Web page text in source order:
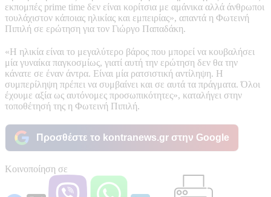
εκπομπές prime time δεν είναι κορίτσια με αμάνικα αλλά άνθρωποι
τουλάχιστον κάποιας ηλικίας και εμπειρίας», απαντά η Φωτεινή
Πιπιλή σε ερώτηση για τον Γιώργο Παπαδάκη.
«Η ηλικία είναι το μεγαλύτερο βάρος που μπορεί να κουβαλήσει
μία γυναίκα παγκοσμίως, γιατί αυτή την ερώτηση δεν θα την
κάνατε σε έναν άντρα. Είναι μία ρατσιστική αντίληψη. Η
συμπερίληψη πρέπει να συμβαίνει και σε αυτά τα πράγματα. Όλοι
έχουμε αξία ως αυτόνομες προσωπικότητες», καταλήγει στην
τοποθέτησή της η Φωτεινή Πιπιλή.
Προσθέστε το kontranews.gr στην Google
Κοινοποίηση σε